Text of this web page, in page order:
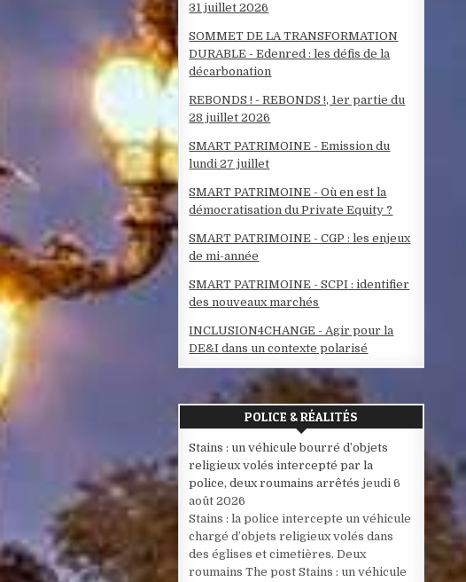
31 juillet 2026
SOMMET DE LA TRANSFORMATION
DURABLE - Edenred : les défis de la
décarbonation
REBONDS ! - REBONDS !, 1er partie du
28 juillet 2026
SMART PATRIMOINE - Emission du
lundi 27 juillet
SMART PATRIMOINE - Où en est la
démocratisation du Private Equity ?
SMART PATRIMOINE - CGP : les enjeux
de mi-année
SMART PATRIMOINE - SCPI : identifier
des nouveaux marchés
INCLUSION4CHANGE - Agir pour la
DE&I dans un contexte polarisé
POLICE & RÉALITÉS
Stains : un véhicule bourré d’objets
religieux volés intercepté par la
police, deux roumains arrêtés jeudi 6
août 2026
Stains : la police intercepte un véhicule
chargé d’objets religieux volés dans
des églises et cimetières. Deux
roumains The post Stains : un véhicule